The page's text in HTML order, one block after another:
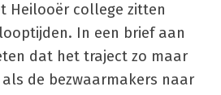
Heilooër college zitten
In een brief aan
dat het traject zo maar
de bezwaarmakers naar